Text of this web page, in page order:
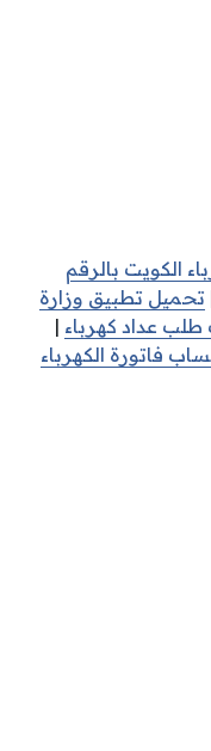
الكويت بالرقم
تحميل تطبيق وزارة
عداد كهرباء |
فاتورة الكهرباء